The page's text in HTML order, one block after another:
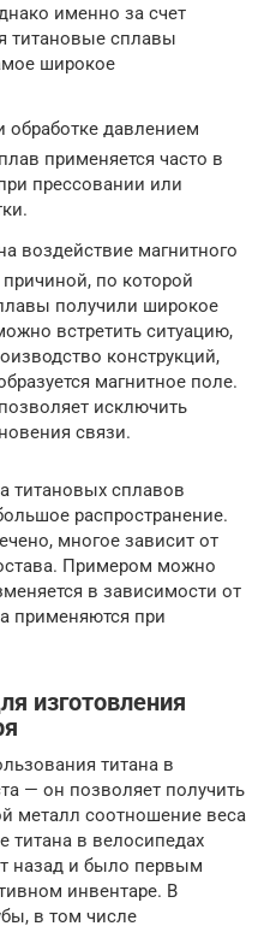
именно за счет
титановые сплавы
широкое
обработке давлением
применяется часто в
прессовании или
воздействие магнитного
по которой
получили широкое
встретить ситуацию,
конструкций,
магнитное поле.
исключить
связи.
титановых сплавов
распространение.
многое зависит от
Примером можно
в зависимости от
применяются при
изготовления
титана в
— он позволяет получить
металл соотношение веса
титана в велосипедах
назад и было первым
инвентаре. В
в том числе